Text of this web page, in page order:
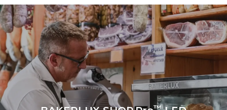
die vom Ofen erzeugt
werden. Indirekte
Emissionen hängen von der
Energiemischung des
Netzes ab, an das er
angeschlossen ist. Letztere
können eliminiert werden,
indem man sich dafür
entscheidet, Energie aus
erneuerbaren Quellen zu
kaufen.
Greenhouse Gas
Protocol
™